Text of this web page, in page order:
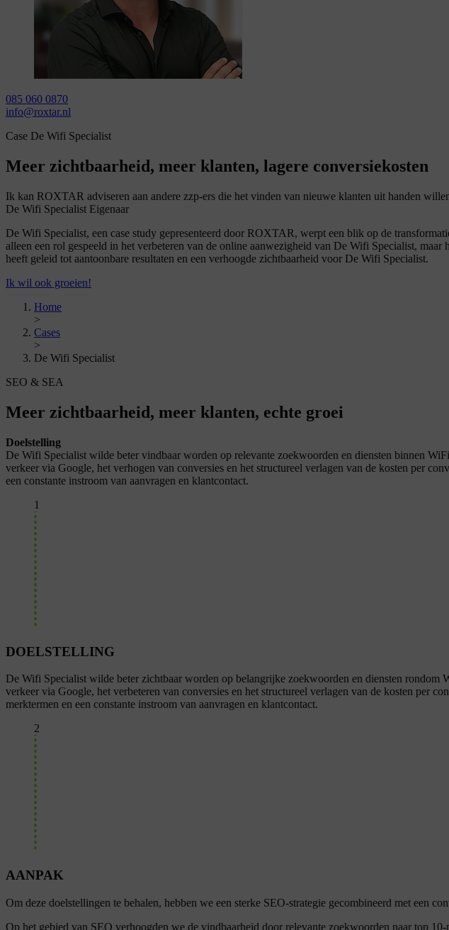
085 060 0870
info@roxtar.nl
Case De Wifi Specialist
Meer zichtbaarheid, meer klanten, lagere conversiekosten
Ik kan ROXTAR adviseren aan andere zzp-ers die het vinden van nieuwe klanten uit handen
De Wifi Specialist Eigenaar
De Wifi Specialist, een case study gepresenteerd door ROXTAR, werpt een blik op de
alleen een rol gespeeld in het verbeteren van de online aanwezigheid van De Wifi Specialist,
heeft geleid tot aantoonbare resultaten en een verhoogde zichtbaarheid voor De Wifi Specialist.
Ik wil ook groeien!
Home
>
Cases
>
De Wifi Specialist
SEO & SEA
Meer zichtbaarheid, meer klanten, echte groei
Doelstelling
De Wifi Specialist wilde beter vindbaar worden op relevante zoekwoorden en diensten binnen
verkeer via Google, het verhogen van conversies en het structureel verlagen van de kosten per
een constante instroom van aanvragen en klantcontact.
1
DOELSTELLING
De Wifi Specialist wilde beter zichtbaar worden op belangrijke zoekwoorden en diensten
verkeer via Google, het verbeteren van conversies en het structureel verlagen van de kosten per
merktermen en een constante instroom van aanvragen en klantcontact.
2
AANPAK
Om deze doelstellingen te behalen, hebben we een sterke SEO-strategie gecombineerd met een
Op het gebied van SEO verhoogden we de vindbaarheid door relevante zoekwoorden naar top